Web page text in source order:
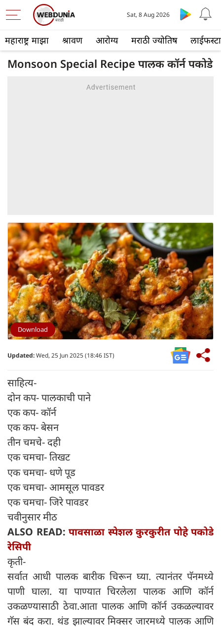
महाराष्ट्र माझा श्रावण आरोग्य मराठी ज्योतिष
Sat, 8 Aug 2026
Monsoon Special Recipe पालक कॉर्न पकोडे
Download
Updated:Wed, 25 Jun 2025 (18:46 IST)
साहित्य-
दोन कप- पालकाची पाने
एक कप- कॉर्न
एक कप- बेसन
तीन चमचे- दही
एक चमचा- तिखट
एक चमचा- धणे पूड
एक चमचा- आमसूल पावडर
एक चमचा- जिरे पावडर
चवीनुसार मीठ
ALSO READ: पावसाळा स्पेशल कुरकुरीत पोहे पकोडे
रेसिपी
कृती-
सर्वात आधी पालक बारीक चिरून घ्या. त्यानंतर पॅनमध्ये
पाणी घाला. या पाण्यात चिरलेला पालक आणि कॉर्न
उकळण्यासाठी ठेवा.आता पालक आणि कॉर्न उकळल्यावर
गॅस बंद करा. थंड झाल्यावर मिक्सर जारमध्ये पालक आणि